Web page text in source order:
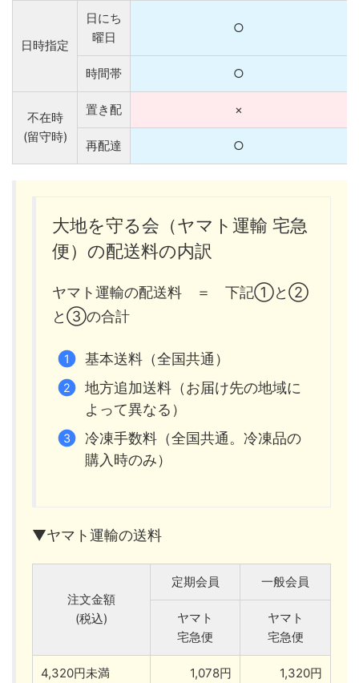
日時指定
日にち
曜日
○
時間帯 ○
不在時
(留守時)
置き配 ×
再配達 ○
大地を守る会（ヤマト運輸 宅急
便）の配送料の内訳
ヤマト運輸の配送料 ＝ 下記①と②
と③の合計
基本送料（全国共通）
地方追加送料（お届け先の地域に
よって異なる）
冷凍手数料（全国共通。冷凍品の
購入時のみ）
▼ヤマト運輸の送料
注文金額
(税込)
定期会員 一般会員
ヤマト
宅急便
ヤマト
宅急便
4,320円未満 1,078円 1,320円